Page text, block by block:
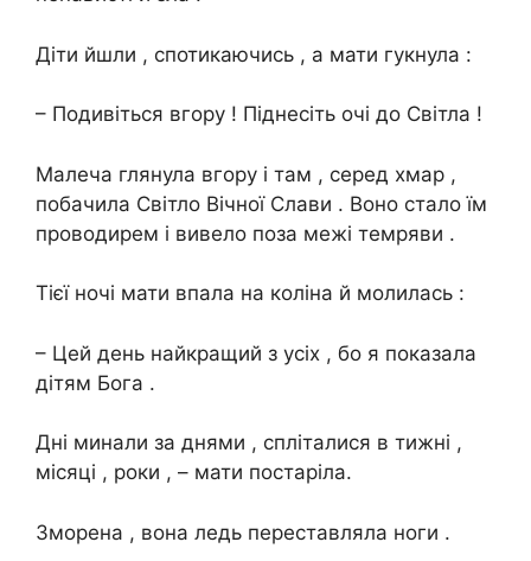
Діти йшли , спотикаючись , а мати гукнула :
– Подивіться вгору ! Піднесіть очі до Світла !
Малеча глянула вгору і там , серед хмар ,
побачила Світло Вічної Слави . Воно стало їм
проводирем і вивело поза межі темряви .
Тієї ночі мати впала на коліна й молилась :
– Цей день найкращий з усіх , бо я показала
дітям Бога .
Дні минали за днями , спліталися в тижні ,
місяці , роки , – мати постаріла.
Зморена , вона ледь переставляла ноги .